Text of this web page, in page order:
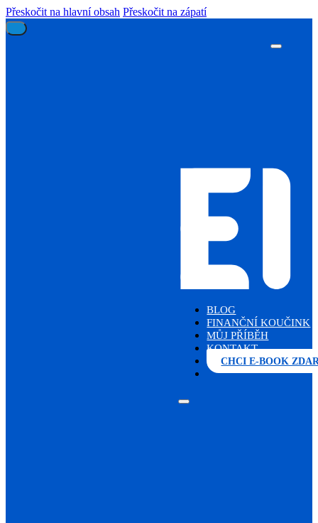
Přeskočit na hlavní obsah Přeskočit na zápatí
BLOG
FINANČNÍ KOUČINK
MŮJ PŘÍBĚH
KONTAKT
CHCI E-BOOK